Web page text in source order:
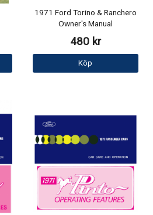
1971 Ford Torino & Ranchero
Owner's Manual
480 kr
Köp